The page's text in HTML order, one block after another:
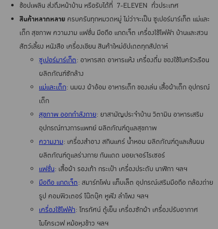
ช้อปเพลิน ส่งถึงหน้าบ้าน หรือรับได้ที่ 7-ELEVEN ทั่วประเทศ
สินค้าหลากหลาย ครบครันทุกหมวดหมู่ ไม่ว่าจะเป็น ซูเปอร์มาร์เก็ต แม่และ
เด็ก สุขภาพ ความงาม แฟชั่น มือถือ แกดเจ็ต เครื่องใช้ไฟฟ้า บ้านและสวน
สัตว์เลี้ยง หนังสือ เครื่องเขียน สินค้าใหม่อัปเดตทุกสัปดาห์
ซูเปอร์มาร์เก็ต: อาหารสด อาหารแห้ง เครื่องดื่ม ของใช้ในครัวเรือน
ผลิตภัณฑ์ซักล้าง
แม่และเด็ก: นมผง ผ้าอ้อม อาหารเด็ก ของเล่น เสื้อผ้าเด็ก อุปกรณ์
เด็ก
สุขภาพ ออกกำลังกาย: ยาสามัญประจำบ้าน วิตามิน อาหารเสริม
อุปกรณ์ทางการแพทย์ ผลิตภัณฑ์ดูแลสุขภาพ
ความงาม: เครื่องสำอาง สกินแคร์ น้ำหอม ผลิตภัณฑ์ดูแลเส้นผม
ผลิตภัณฑ์ดูแลร่างกาย กันแดด มอยเจอร์ไรเซอร์
แฟชั่น: เสื้อผ้า รองเท้า กระเป๋า เครื่องประดับ นาฬิกา ฯลฯ
มือถือ แกดเจ็ต: สมาร์ทโฟน แท็บเล็ต อุปกรณ์เสริมมือถือ กล้องถ่าย
รูป คอมพิวเตอร์ โน๊ตบุ๊ค หูฟัง ลำโพง ฯลฯ
เครื่องใช้ไฟฟ้า: โทรทัศน์ ตู้เย็น เครื่องซักผ้า เครื่องปรับอากาศ
ไมโครเวฟ หม้อหุงข้าว ฯลฯ